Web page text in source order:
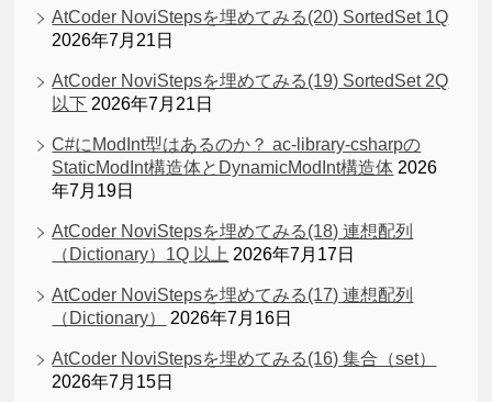
AtCoder NoviStepsを埋めてみる(20) SortedSet 1Q
2026年7月21日
AtCoder NoviStepsを埋めてみる(19) SortedSet 2Q
以下 2026年7月21日
C#にModInt型はあるのか？ ac-library-csharpの
StaticModInt構造体とDynamicModInt構造体 2026
年7月19日
AtCoder NoviStepsを埋めてみる(18) 連想配列
（Dictionary）1Q 以上 2026年7月17日
AtCoder NoviStepsを埋めてみる(17) 連想配列
（Dictionary）
2026年7月16日
AtCoder NoviStepsを埋めてみる(16) 集合（set）
2026年7月15日